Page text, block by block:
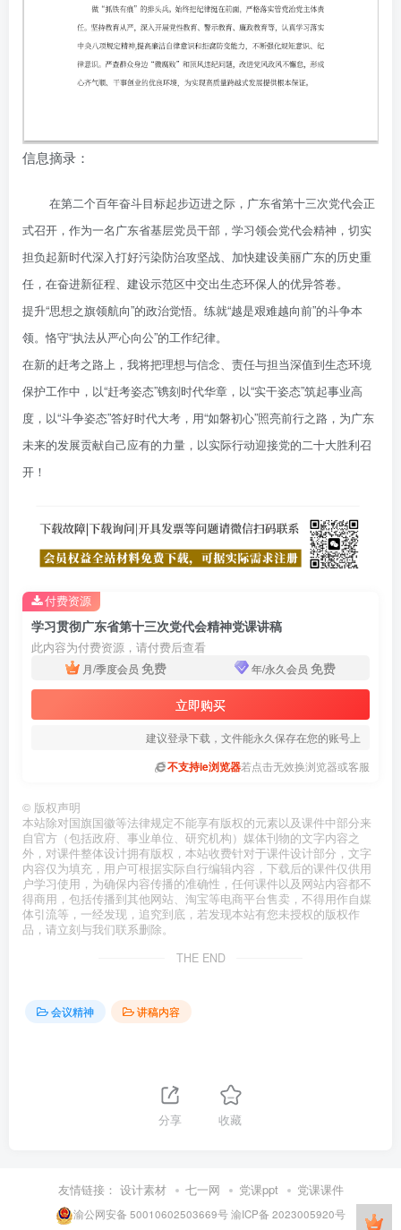
信息摘录：
在第二个百年奋斗目标起步迈进之际，广东省第十三次党代会正
式召开，作为一名广东省基层党员干部，学习领会党代会精神，切实
担负起新时代深入打好污染防治攻坚战、加快建设美丽广东的历史重
任，在奋进新征程、建设示范区中交出生态环保人的优异答卷。
提升“思想之旗领航向”的政治觉悟。练就“越是艰难越向前”的斗争本
领。恪守“执法从严心向公”的工作纪律。
在新的赶考之路上，我将把理想与信念、责任与担当深值到生态环境
保护工作中，以“赶考姿态”镌刻时代华章，以“实干姿态”筑起事业高
度，以“斗争姿态”答好时代大考，用“如磐初心”照亮前行之路，为广东
未来的发展贡献自己应有的力量，以实际行动迎接党的二十大胜利召
开！
学习贯彻广东省第十三次党代会精神党课讲稿
此内容为付费资源，请付费后查看
月/季度会员 免费 年/永久会员 免费
立即购买
建议登录下载，文件能永久保存在您的账号上
不支持ie浏览器若点击无效换浏览器或客服
付费资源
© 版权声明
本站除对国旗国徽等法律规定不能享有版权的元素以及课件中部分来
自官方（包括政府、事业单位、研究机构）媒体刊物的文字内容之
外，对课件整体设计拥有版权，本站收费针对于课件设计部分，文字
内容仅为填充，用户可根据实际自行编辑内容，下载后的课件仅供用
户学习使用，为确保内容传播的准确性，任何课件以及网站内容都不
得商用，包括传播到其他网站、淘宝等电商平台售卖，不得用作自媒
体引流等，一经发现，追究到底，若发现本站有您未授权的版权作
品，请立刻与我们联系删除。
THE END
会议精神 讲稿内容
分享 收藏
友情链接： 设计素材 七一网 党课ppt 党课课件
渝公网安备 50010602503669号渝ICP备 2023005920号